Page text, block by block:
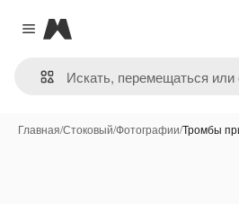
Close menu
Magnific
Главная/Стоковый/Фотографии/Тромбы